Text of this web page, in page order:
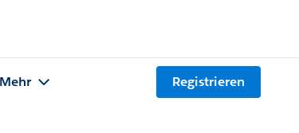
Mehr Registrieren